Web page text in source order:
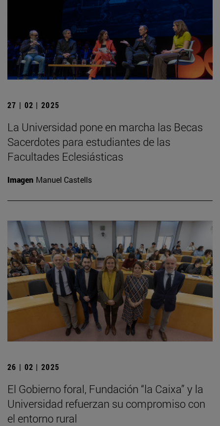
27 | 02 | 2025
La Universidad pone en marcha las Becas
Sacerdotes para estudiantes de las
Facultades Eclesiásticas
Imagen Manuel Castells
26 | 02 | 2025
El Gobierno foral, Fundación “la Caixa” y la
Universidad refuerzan su compromiso con
el entorno rural